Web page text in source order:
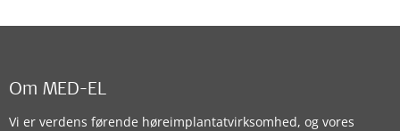
Om MED-EL
Vi er verdens førende høreimplantatvirksomhed, og vores